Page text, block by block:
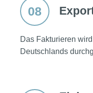
08
Das Fakturieren
Deutschlands